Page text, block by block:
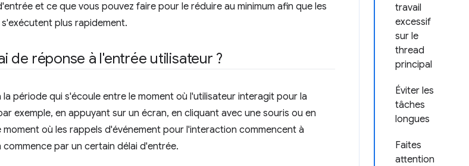
travail
excessif
sur le
thread
principal
Éviter les
tâches
longues
Faites
attention
et ce que vous pouvez faire pour le réduire au minimum afin que les
plus rapidement.
de réponse à l'entrée utilisateur ?
période qui s'écoule entre le moment où l'utilisateur interagit pour la
exemple, en appuyant sur un écran, en cliquant avec une souris ou en
où les rappels d'événement pour l'interaction commencent à
par un certain délai d'entrée.